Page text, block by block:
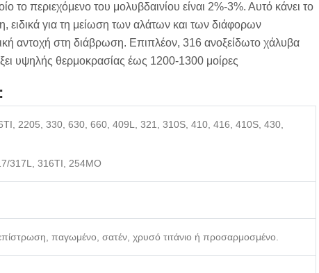
το περιεχόμενο του μολυβδαινίου είναι 2%-3%. Αυτό κάνει το
ειδικά για τη μείωση των αλάτων και των διάφορων
αντοχή στη διάβρωση. Επιπλέον, 316 ανοξείδωτο χάλυβα
υψηλής θερμοκρασίας έως 1200-1300 μοίρες
2205, 330, 630, 660, 409L, 321, 310S, 410, 416, 410S, 430,
317L, 316TI, 254MO
παγωμένο, σατέν, χρυσό τιτάνιο ή προσαρμοσμένο.